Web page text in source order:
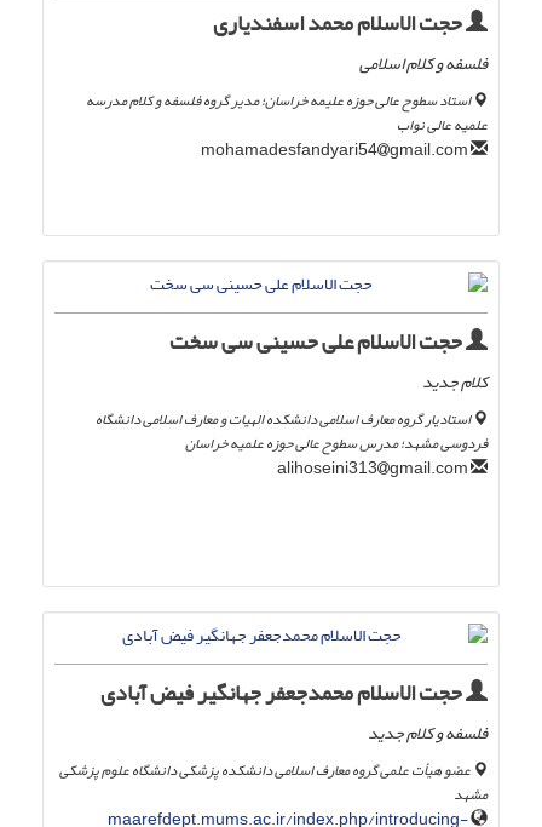
حجت الاسلام محمد اسفندیاری
فلسفه و کلام اسلامی
استاد سطوح عالی حوزه علیمه خراسان؛ مدیر گروه فلسفه و کلام مدرسه
علمیه عالی نواب
gmail.com
حجت الاسلام علی حسینی سی سخت
کلام جدید
استادیار گروه معارف اسلامی دانشکده الهیات و معارف اسلامی دانشگاه
فردوسی مشهد؛ مدرس سطوح عالی حوزه علمیه خراسان
gmail.com
حجت الاسلام محمدجعفر جهانگیر فیض آبادی
فلسفه و کلام جدید
عضو هیأت علمی گروه معارف اسلامی دانشکده پزشکی دانشگاه علوم پزشکی
مشهد
maarefdept.mums.ac.ir/index.php/introducing-